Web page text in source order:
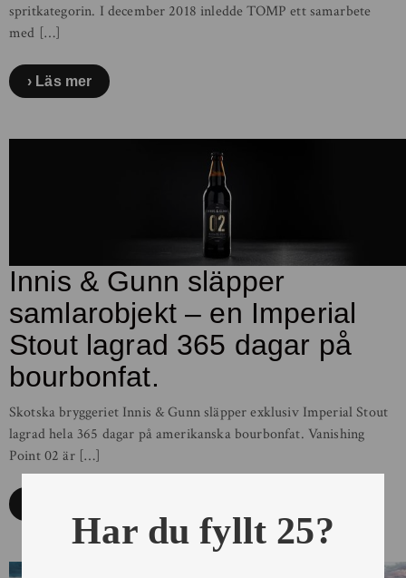
spritkategorin. I december 2018 inledde TOMP ett samarbete
med […]
Läs mer
Innis & Gunn släpper
samlarobjekt – en Imperial
Stout lagrad 365 dagar på
bourbonfat.
Skotska bryggeriet Innis & Gunn släpper exklusiv Imperial Stout
lagrad hela 365 dagar på amerikanska bourbonfat. Vanishing
Point 02 är […]
Har du fyllt 25?